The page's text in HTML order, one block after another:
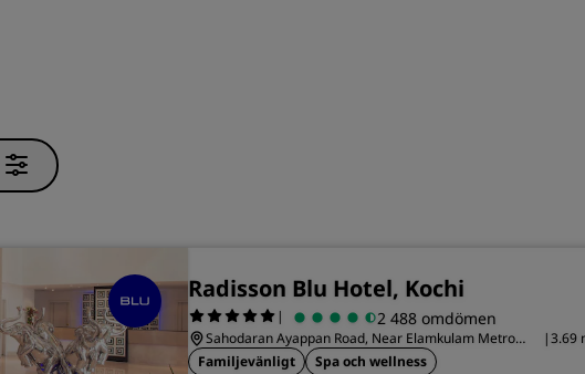
Radisson Blu Hotel, Kochi
| 2 488 omdömen
Sahodaran Ayappan Road, Near Elamkulam Metro
Station, Kerala
|3.69
Familjevänligt Spa och wellness